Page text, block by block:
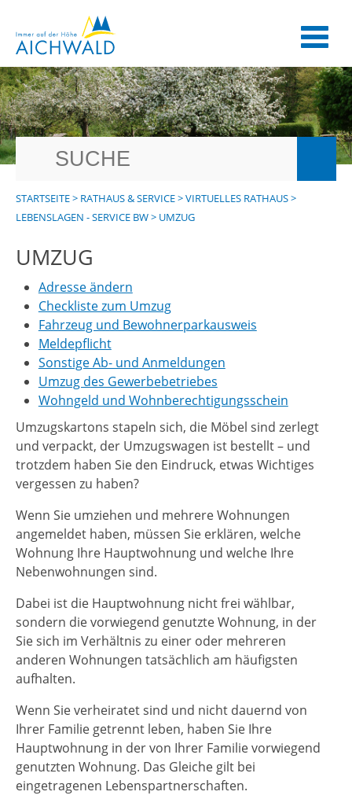
STARTSEITE> RATHAUS & SERVICE>VIRTUELLES RATHAUS>
LEBENSLAGEN - SERVICE BW> UMZUG
UMZUG
Adresse ändern
Checkliste zum Umzug
Fahrzeug und Bewohnerparkausweis
Meldepflicht
Sonstige Ab- und Anmeldungen
Umzug des Gewerbebetriebes
Wohngeld und Wohnberechtigungsschein
Umzugskartons stapeln sich, die Möbel sind zerlegt
und verpackt, der Umzugswagen ist bestellt – und
trotzdem haben Sie den Eindruck, etwas Wichtiges
vergessen zu haben?
Wenn Sie umziehen und mehrere Wohnungen
angemeldet haben, müssen Sie erklären, welche
Wohnung Ihre Hauptwohnung und welche Ihre
Nebenwohnungen sind.
Dabei ist die Hauptwohnung nicht frei wählbar,
sondern die vorwiegend genutzte Wohnung, in der
Sie sich im Verhältnis zu einer oder mehreren
anderen Wohnungen tatsächlich am häufigsten
aufhalten.
Wenn Sie verheiratet sind und nicht dauernd von
Ihrer Familie getrennt leben, haben Sie Ihre
Hauptwohnung in der von Ihrer Familie vorwiegend
genutzten Wohnung. Das Gleiche gilt bei
eingetragenen Lebenspartnerschaften.